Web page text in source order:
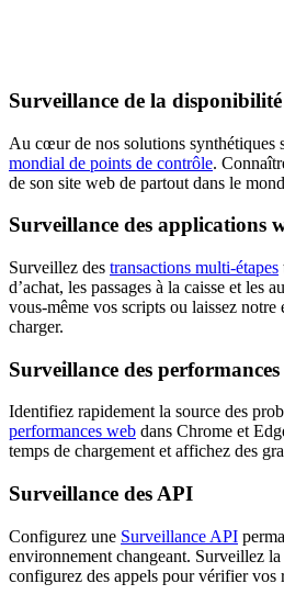
Surveillance de la disponibilité
Au cœur de nos solutions synthétiques
mondial de points de contrôle.
de son site web de partout dans le
Surveillance des applications
Surveillez des transactions multi-étapes
d’achat, les passages à la caisse et les
vous-même vos scripts ou laissez notre
charger.
Surveillance des performances
Identifiez rapidement la source des
performances web dans Chrome et
temps de chargement et affichez des
Surveillance des API
Configurez une Surveillance API
environnement changeant. Surveillez
configurez des appels pour vérifier vos